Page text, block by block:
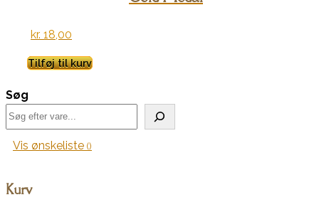
kr. 18,00
Tilføj til kurv
Søg
Vis ønskeliste
Kurv